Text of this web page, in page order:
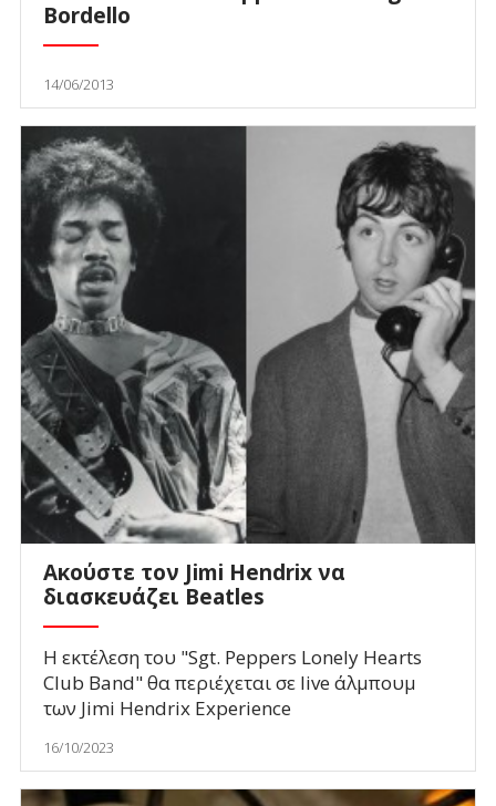
Bordello
14/06/2013
Ακούστε τον Jimi Hendrix να
διασκευάζει Beatles
Η εκτέλεση του "Sgt. Peppers Lonely Hearts
Club Band" θα περιέχεται σε live άλμπουμ
των Jimi Hendrix Experience
16/10/2023